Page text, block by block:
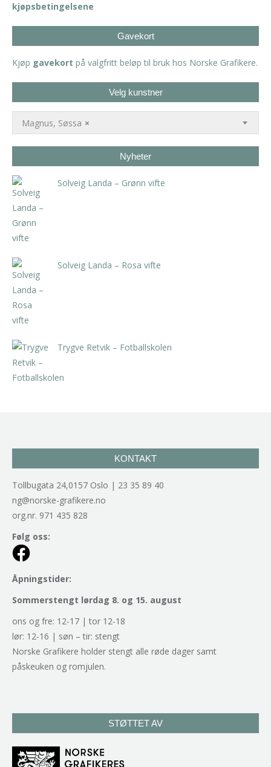
kjøpsbetingelsene
Gavekort
Kjøp gavekort på valgfritt beløp til bruk hos Norske Grafikere.
Velg kunstner
×
Magnus, Søssa
Nyheter
Solveig Landa – Grønn vifte
Solveig Landa – Rosa vifte
Trygve Retvik – Fotballskolen
KONTAKT
Tollbugata 24,0157 Oslo | 23 35 89 40
ng@norske-grafikere.no
org.nr. 971 435 828
Følg oss:
Åpningstider:
Sommerstengt lørdag 8. og 15. august
ons og fre: 12-17 | tor 12-18
lør: 12-16 | søn – tir: stengt
Norske Grafikere holder stengt alle røde dager samt
påskeuken og romjulen.
STØTTET AV